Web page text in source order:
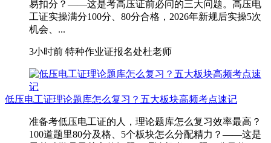
易扣分？——这是考高压证前必问的三大问题。高压电
工证实操满分100分、80分合格，2026年新规后实操5次
机会、...
3小时前 特种作业证报名处杜老师
低压电工证理论题库怎么复习？五大板块高频考点速记
准备考低压电工证的人，理论题库怎么复习效率最高？
100道题里80分及格、5个板块怎么分配精力？——这是